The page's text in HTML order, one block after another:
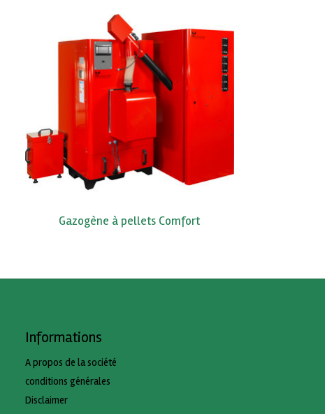
Gazogène à pellets Comfort
Informations
A propos de la société
conditions générales
Disclaimer